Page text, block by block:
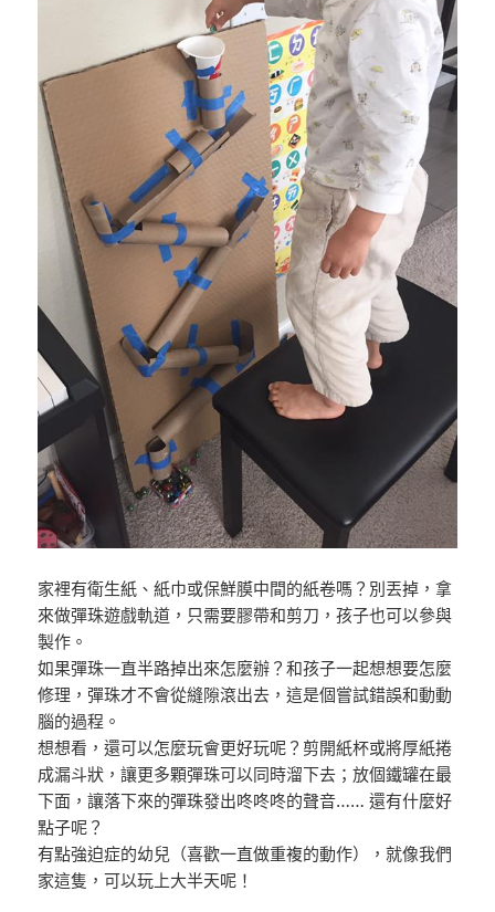
家裡有衛生紙、紙巾或保鮮膜中間的紙卷嗎？別丟掉，拿
來做彈珠遊戲軌道，只需要膠帶和剪刀，孩子也可以參與
製作 。
如果彈珠一直半路掉出來怎麼辦？和孩子一起想想要怎麼
修理，彈珠才不會從縫隙滾出去，這是個嘗試錯誤和動動
腦的過程。
想想看，還可以怎麼玩會更好玩呢？剪開紙杯或將厚紙捲
成漏斗狀，讓更多顆彈珠可以同時溜下去；放個鐵罐在最
下面 ，讓落下來的彈珠發出咚咚咚的聲音…… 還有什麼好
點子呢？
有點強迫症的幼兒（喜歡一直做重複的動作），就像我們
家這隻，可以玩上大半天呢！